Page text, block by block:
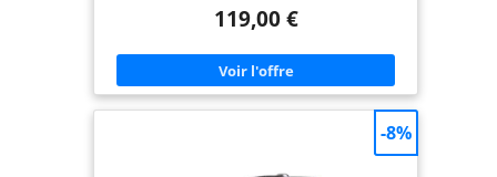
angles parfaits et des finitions professionnelles
de 500 à 1700 coups/min, pour s’adapter à tous
vos projets Visibilité maximale grâce à une
puissante lampe LED flexible qui éclaire
parfaitement votre zone de travail Changement de
rapide pour un gain de temps précieux Précision
et sécurité assurées avec un presse-pièce pratique
119,00 €
-8%